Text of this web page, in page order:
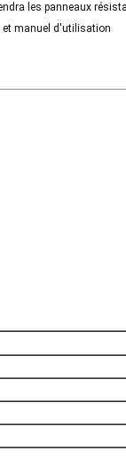
les panneaux
et manuel d'utilisation